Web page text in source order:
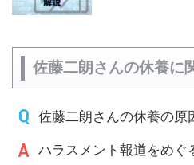
佐藤二朗さんの休養に
佐藤二朗さんの休養の原
ハラスメント報道をめぐ